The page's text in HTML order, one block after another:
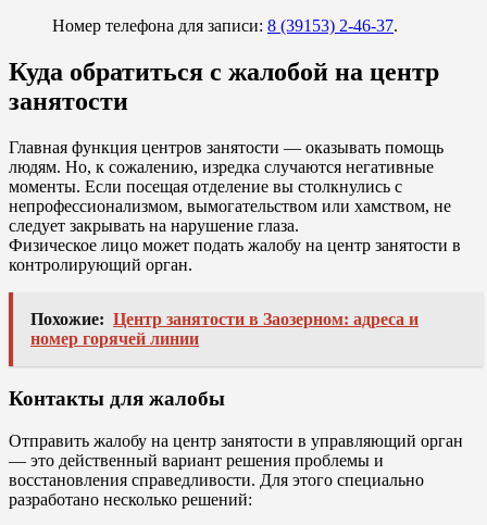
Номер телефона для записи: 8 (39153) 2-46-37.
Куда обратиться с жалобой на центр
занятости
Главная функция центров занятости — оказывать помощь
людям. Но, к сожалению, изредка случаются негативные
моменты. Если посещая отделение вы столкнулись с
непрофессионализмом, вымогательством или хамством, не
следует закрывать на нарушение глаза.
Физическое лицо может подать жалобу на центр занятости в
контролирующий орган.
Похожие: Центр занятости в Заозерном: адреса и
номер горячей линии
Контакты для жалобы
Отправить жалобу на центр занятости в управляющий орган
— это действенный вариант решения проблемы и
восстановления справедливости. Для этого специально
разработано несколько решений: